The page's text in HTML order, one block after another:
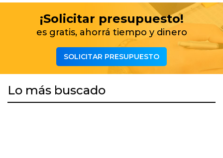
¡Solicitar presupuesto!
es gratis, ahorrá tiempo y dinero
SOLICITAR PRESUPUESTO
Lo más buscado